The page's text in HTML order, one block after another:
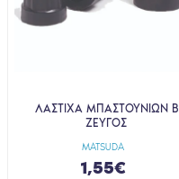
MATSUDA
ΛΑΣΤΙΧΑ ΜΠΑΣΤΟΥΝΙΩΝ Β
ΖΕΥΓΟΣ
1,55€